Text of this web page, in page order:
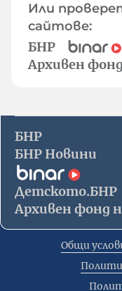
Или
сайтове:
БНР
Архивен
БНР
БНР Новини
Детското.БНР
Архивен фонд
Общи